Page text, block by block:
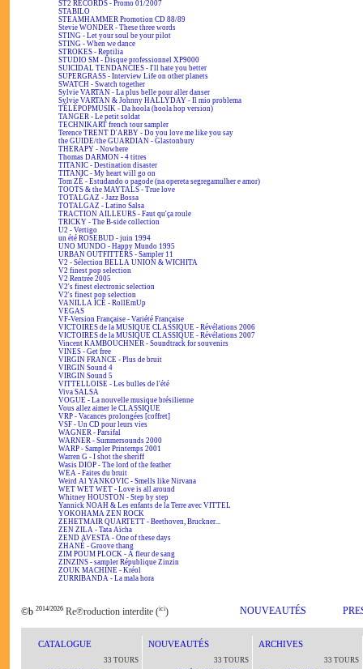
ST2 RECORDS - Promo 01/2007
STABILO
STEAMHAMMER Promotion CD 88/89
Stevie WONDER - These three words
STING - Let your soul be your pilot
STING - When we dance
STROKES - Reptilia
STUDIO SM - Disque professionnel XP9000
SUICIDAL TENDANCIES - I'll hate you better
SUPERGRASS - Interview Life on other planets
SWATCH - Swatch together
Sylvie VARTAN - La plus belle pour aller danser
Sylvie VARTAN & Johnny HALLYDAY - Il mio problema
TÉLÉPOPMUSIK - Da hoola (hoola hop version)
TANGER - Le petit soldat
TECHNIKART french tour sampler
Terence TRENT D'ARBY - Do you love me like you say
the GUIDE/the GUARDIAN - Glastonbury
THERAPY - Nowhere
Thomas DARMON - 4 titres
TITANIC - Destination disaster
TITANIC - My heart will go on
Tom ZÉ - Estudando o pagode (na opereta segregamulher e amor)
TOOTS & the MAYTALS - True love
TOTALGAZ - Jazz Bossa
TOTALGAZ - Latino Salsa
TRACTION AILLEURS - Faut qu'ça roule
TRICKY - The B-side collection
U2 - Vertigo
un été ROSEBUD - juin 1994
UNO MUNDO - Happy Mundo 1995
URBAN OUTFITTERS - Sampler 11
V2 - Sélection BELLA UNION & WICHITA
V2 finest pop selection
V2 Rentrée 2005
V2's finest electronic selection
V2's finest pop selection
VANILLA ICE - RollEmUp
VEGAS
VF-Version Française - Variété Française
VICTOIRES de la MUSIQUE CLASSIQUE - Révélations 2006
VICTOIRES de la MUSIQUE CLASSIQUE - Révélations 2007
Vincent KAMBOUCHNER - Soundtrack for souvenirs
VINES - Get free
VIRGIN FRANCE - Plus de bruit
VIRGIN Sound 4
VIRGIN Sound 5
VITTELLOISE - Les bulles de l'été
Viva SALSA
VOGUE - La nouvelle musique brésilienne
Vous allez aimer le CLASSIQUE
VRP - Vacances prolongées [coffret]
VSF - Un CD pour leurs vies
WAGNER - Parsifal
WARNER - Summersounds 2000
WARP - Sampler Printemps 2001
Warren G - I shot the sheriff
Wasis DIOP - The lord of the feather
WEA - Faites du bruit
Weird Al YANKOVIC - Smells like Nirvana
WET WET WET - Love is all around
Whitney HOUSTON - Step by step
Yannick NOAH & Les enfants de la Terre avec VITTEL
YOKOHAMA ZEN ROCK
ZEHETMAIR QUARTETT - Beethoven, Bruckner...
ZEN ZILA - Tata Aïcha
ZEND AVESTA - One of these days
ZHANÉ - Groove thang
ZIM POUM PLOCK - A fleur de sang
ZINZINS - sampler République Zinzin
ZOUK MACHINE - Kréol
ZURRIBANDA - La mala hora
©b 2014/2026 Re℗roduction interdite (ici) NOUVEAUTÉS
CATALOGUE
33 TOURS
NOUVEAUTÉS
33 TOURS
ARCHIVES
33 TOURS